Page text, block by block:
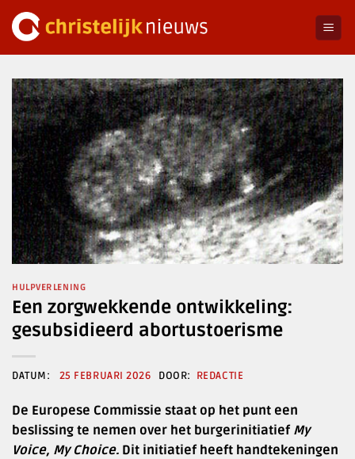
naar
HULPVERLENING
Een zorgwekkende ontwikkeling:
gesubsidieerd abortustoerisme
25 FEBRUARI 2026 REDACTIE
De Europese Commissie staat op het punt een
beslissing te nemen over het burgerinitiatief My
Voice, My Choice. Dit initiatief heeft handtekeningen